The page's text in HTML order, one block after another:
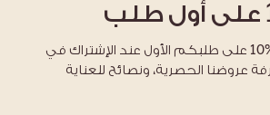
على أول طلب
احصلوا على خصم %10 على طلبكم الأول عند الإشتراك في
عروضنا الحصرية، ونصائح للعناية